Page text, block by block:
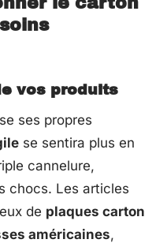
vos produits
ses propres
se sentira plus en
cannelure,
chocs. Les articles
de plaques carton
américaines,